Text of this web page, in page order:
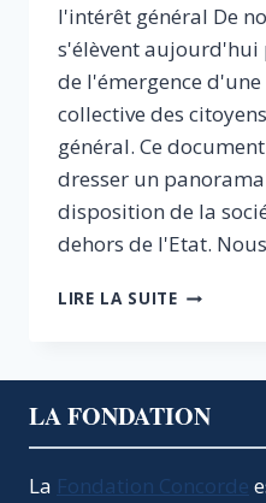
l'intérêt général De
s'élèvent
de l'émergence
collective des
général. Ce
dresser un
disposition de la
dehors de l'Etat.
LIRE LA SUITEMOBILISER
LA FONDATION
La Fondation Concorde